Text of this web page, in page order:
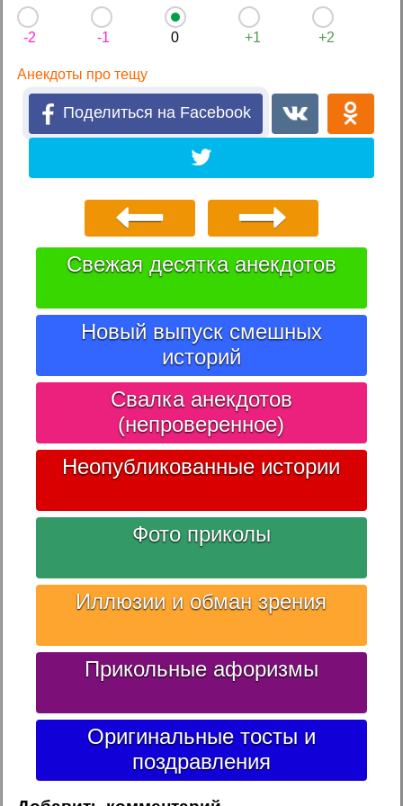
-2 -1 0 +1 +2
Анекдоты про тещу
Поделиться на Facebook
Свежая десятка анекдотов
Новый выпуск смешных
историй
Свалка анекдотов
(непроверенное)
Неопубликованные истории
Фото приколы
Иллюзии и обман зрения
Прикольные афоризмы
Оригинальные тосты и
поздравления